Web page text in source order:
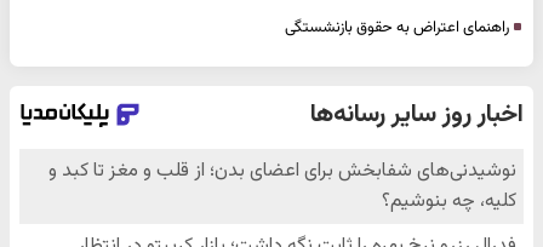
راهنمای اعتراض به حقوق بازنشستگی